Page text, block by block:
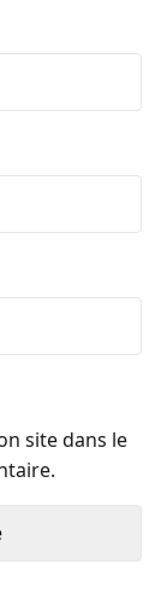
site dans le